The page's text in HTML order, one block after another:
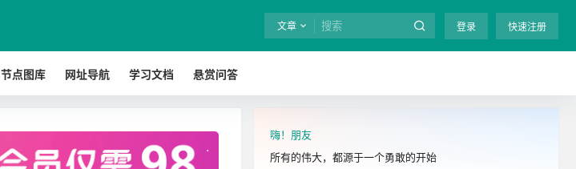
文章 登录 快速注册
节点图库 网址导航 学习文档 悬赏问答
. 全站终身免费下载！ 立即开通
嗨！朋友
所有的伟大，都源于一个勇敢的开始